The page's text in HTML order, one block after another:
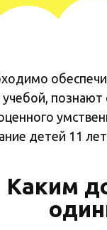
детей 11
Каким